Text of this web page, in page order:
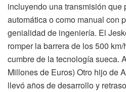
incluyendo una transmisión que
automática o como manual con
genialidad de ingeniería. El
romper la barrera de los 500
cumbre de la tecnología sueca.
Millones de Euros) Otro hijo de
llevó años de desarrollo y